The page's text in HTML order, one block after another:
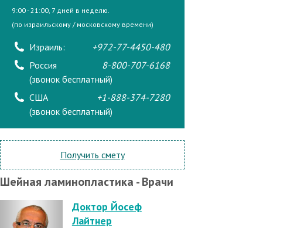
9:00 - 21:00, 7 дней в неделю.
(по израильскому / московскому времени)
Израиль:
+972-77-4450-480
Россия
(звонок бесплатный)
8-800-707-6168
США
(звонок бесплатный)
+1-888-374-7280
Получить смету
Шейная ламинопластика - Врачи
Доктор Йосеф
Лайтнер